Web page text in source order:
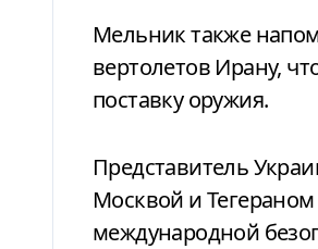
Мельник также
вертолетов Ирану,
поставку оружия.
Представитель
Москвой и Тегераном
международной